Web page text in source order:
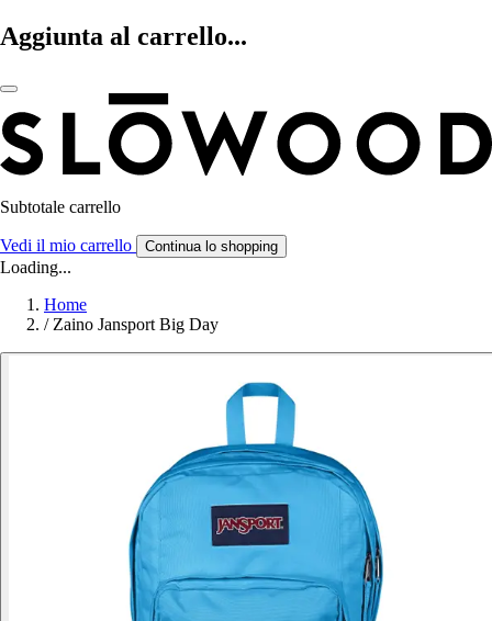
Aggiunta al carrello...
Subtotale carrello
Vedi il mio carrello Continua lo shopping
Loading...
Home
/ Zaino Jansport Big Day